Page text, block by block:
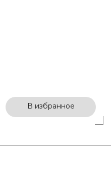
В избранное